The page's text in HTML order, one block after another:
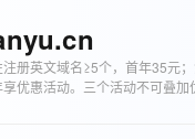
.cn
册英文域名≥5个，首年35元
优惠活动。三个活动不可叠加
Qwen3.7-
能看、能想、
云解析DNS
解决方案免费
蓝凌 OA
电子合同
AI 大模型销售
天池大赛